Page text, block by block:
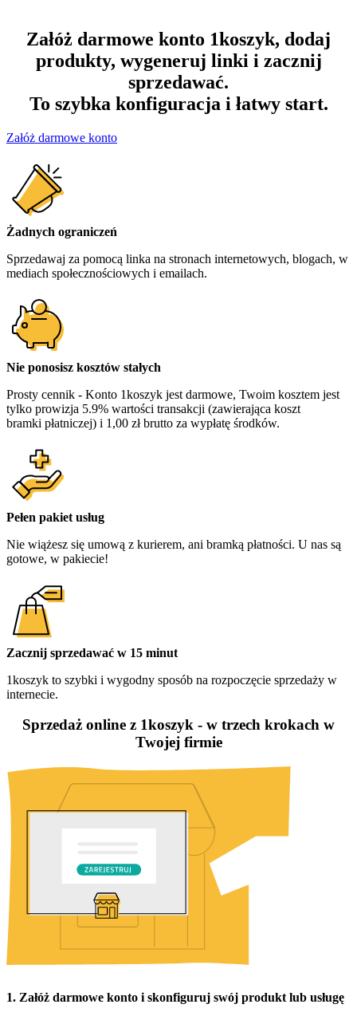
Załóż darmowe konto 1koszyk, dodaj
produkty, wygeneruj linki i zacznij
sprzedawać.
To szybka konfiguracja i łatwy start.
Załóż darmowe konto
Żadnych ograniczeń
Sprzedawaj za pomocą linka na stronach internetowych, blogach, w
mediach społecznościowych i emailach.
Nie ponosisz kosztów stałych
Prosty cennik - Konto 1koszyk jest darmowe, Twoim kosztem jest
tylko prowizja 5.9% wartości transakcji (zawierająca koszt
bramki płatniczej) i 1,00 zł brutto za wypłatę środków.
Pełen pakiet usług
Nie wiążesz się umową z kurierem, ani bramką płatności. U nas są
gotowe, w pakiecie!
Zacznij sprzedawać w 15 minut
1koszyk to szybki i wygodny sposób na rozpoczęcie sprzedaży w
internecie.
Sprzedaż online z 1koszyk - w trzech krokach w
Twojej firmie
1. Załóż darmowe konto i skonfiguruj swój produkt lub usługę